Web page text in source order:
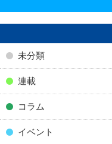
未分類
連載
コラム
イベント